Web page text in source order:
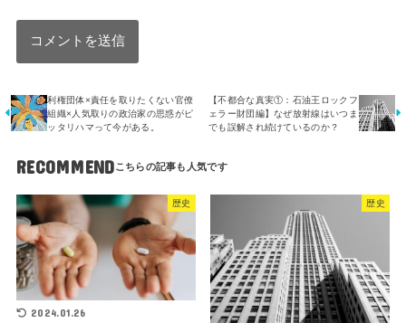
利権団体×責任を取りたくない官僚
組織×人気取りの政治家の思惑がピ
ッタリハマって今がある。
【不都合な真実①：石油王ロックフ
ェラー財団編】なぜ放射線はいつま
でも誤解され続けているのか？
RECOMMEND
歴史
2024.01.26
歴史